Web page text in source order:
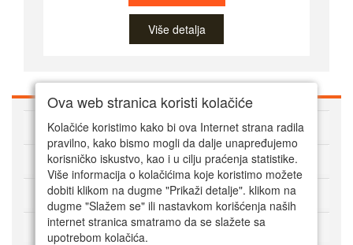
Više detalja
O Super alatima
Kako kupovati online
Korisnički servis
Način plaćanja
Ova web stranica koristi kolačiće
Kolačiće koristimo kako bi ova Internet strana radila
pravilno, kako bismo mogli da dalje unapređujemo
korisničko iskustvo, kao i u cilju praćenja statistike.
Više informacija o kolačićima koje koristimo možete
dobiti klikom na dugme "Prikaži detalje". klikom na
dugme "Slažem se" ili nastavkom korišćenja naših
internet stranica smatramo da se slažete sa
upotrebom kolačića.